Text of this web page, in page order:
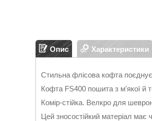
Опис Характеристики
Стильна флісова кофта поєднує
Кофта FS400 пошита з м'якої й
Комір-стійка. Велкро для
Цей зносостійкий матеріал має